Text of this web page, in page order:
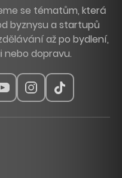
se tématům, která
byznysu a startupů
až po bydlení,
nebo dopravu.